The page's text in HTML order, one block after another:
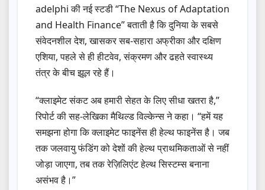
adelphi की नई स्टडी “The Nexus of Adaptation
and Health Finance” बताती है कि दुनिया के सबसे
संवेदनशील देश, खासकर सब-सहारा अफ्रीका और दक्षिण
एशिया, पहले से ही हीटवेव, संक्रमण और ढहते स्वास्थ्य
तंत्र के बीच झूल रहे हैं।
“क्लाइमेट संकट अब हमारी सेहत के लिए सीधा खतरा है,”
रिपोर्ट की सह-लेखिका मैथिल्ड विल्केन्स ने कहा। “हमें यह
समझना होगा कि क्लाइमेट फाइनेंस ही हेल्थ फाइनेंस है। जब
तक जलवायु फंडिंग को देशों की हेल्थ प्राथमिकताओं से नहीं
जोड़ा जाएगा, तब तक रेज़िलिएंट हेल्थ सिस्टम्स बनाना
असंभव है।”